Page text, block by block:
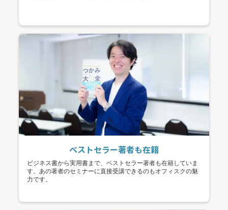
ベストセラー著者も在籍
ビジネス書から実用書まで、ベストセラー著者も在籍していま
す。あの著者のセミナーに直接受講できるのもオフィスクの魅
力です。